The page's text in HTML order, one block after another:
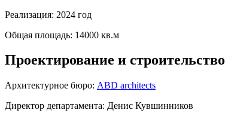
Реализация: 2024 год
Общая площадь: 14000 кв.м
Проектирование и строительство
Архитектурное бюро: ABD architects
Директор департамента: Денис Кувшинников